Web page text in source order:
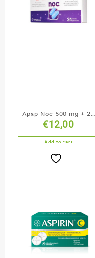
Apap Noc 500 mg + 25
mg tabletki powlekane
50 sztuk
€12,00
Add to cart